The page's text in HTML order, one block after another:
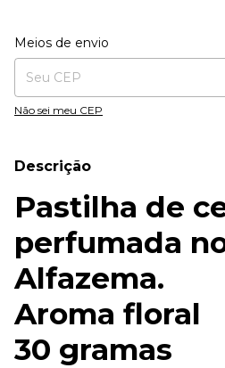
Entregas para o CEP:
Meios de envio
Não sei meu CEP
Descrição
Pastilha de
perfumada
Alfazema.
Aroma floral
30 gramas